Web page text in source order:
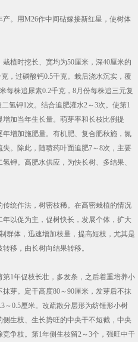
。用M26作中间砧嫁接新红星，使树体
植时挖长、宽均为50厘米，深40厘米的
，过磷酸钙0.5千克。栽后浇水沉实，覆
每株追尿素0.2千克，8月份每株追三元复
氢钾1次。结合追肥灌水2～3次。使第1
加当年生长量。萌芽率和长枝比例提
增加施肥量。有机肥、复合肥秋施，氮
。除此，随喷药叶面追肥7～8次，主要
钾。高肥水供应，为快长树、多结果、
作法，树密枝稀。在高密栽植的情况
以促为主，促树快长，发展个体，扩大
群体，迅速增加枝量，提高短枝，尤其是
移，由长树向结果转移。
年促枝长壮，多发条，之后着重培养小
芽。定干高度80～90厘米，发芽后不抹
～0.5厘米。改疏散分层形为纺锤形小树
生枝、生长势旺的中央干不短截，中央
争枝。第1年侧生枝留2～3个，强旺中干